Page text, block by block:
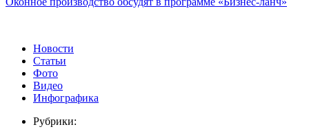
Новости
Статьи
Фото
Видео
Инфографика
Рубрики: